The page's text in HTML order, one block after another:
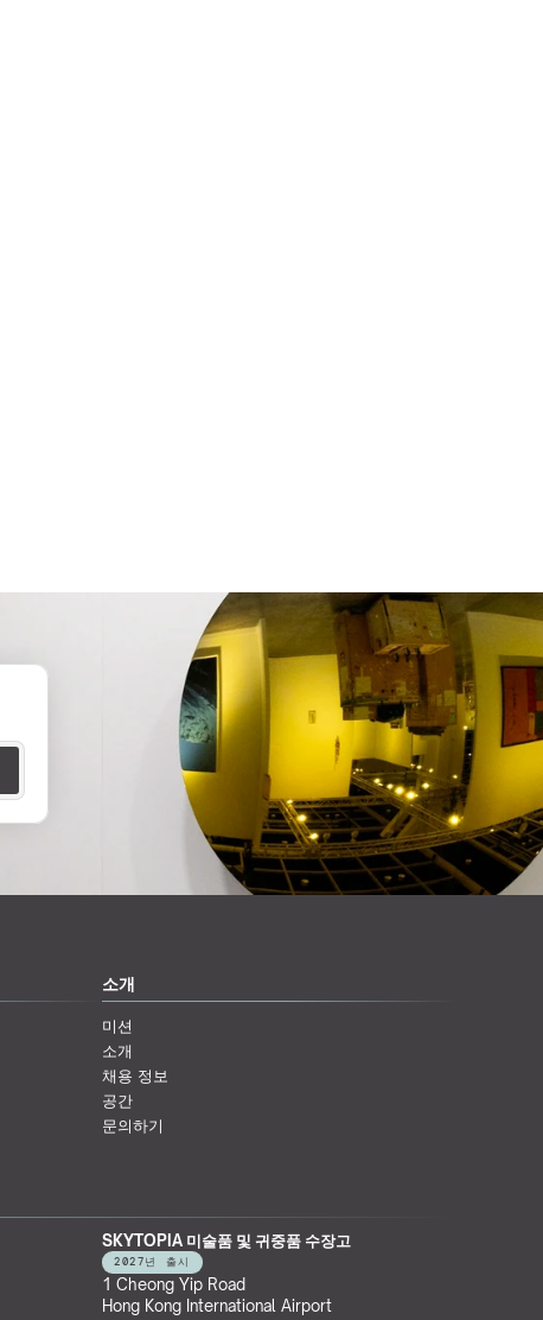
소개
미션
소개
채용 정보
공간
문의하기
SKYTOPIA 미술품 및 귀중품 수장고
2027년 출시
1 Cheong Yip Road
Hong Kong International Airport